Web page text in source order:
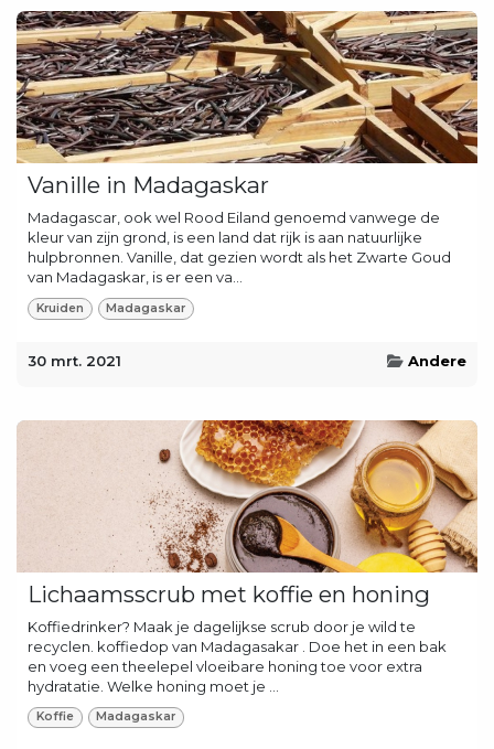
Vanille in Madagaskar
Madagascar, ook wel Rood Eiland genoemd vanwege de
kleur van zijn grond, is een land dat rijk is aan natuurlijke
hulpbronnen. Vanille, dat gezien wordt als het Zwarte Goud
van Madagaskar, is er een va...
Kruiden Madagaskar
30 mrt. 2021 Andere
Lichaamsscrub met koffie en honing
Koffiedrinker? Maak je dagelijkse scrub door je wild te
recyclen. koffiedop van Madagasakar . Doe het in een bak
en voeg een theelepel vloeibare honing toe voor extra
hydratatie. Welke honing moet je ...
Koffie Madagaskar